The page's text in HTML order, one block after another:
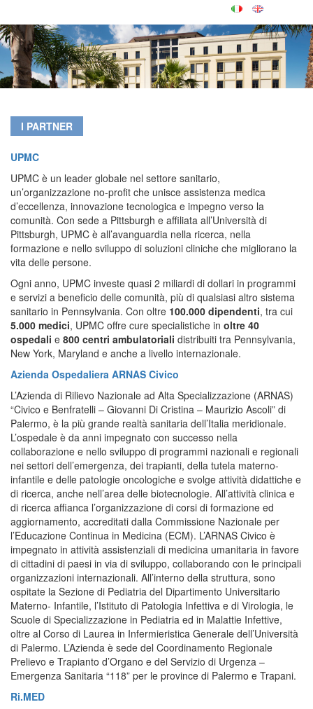
I PARTNER
UPMC
UPMC è un leader globale nel settore sanitario,
un’organizzazione no-profit che unisce assistenza medica
d’eccellenza, innovazione tecnologica e impegno verso la
comunità. Con sede a Pittsburgh e affiliata all’Università di
Pittsburgh, UPMC è all’avanguardia nella ricerca, nella
formazione e nello sviluppo di soluzioni cliniche che migliorano la
vita delle persone.
Ogni anno, UPMC investe quasi 2 miliardi di dollari in programmi
e servizi a beneficio delle comunità, più di qualsiasi altro sistema
sanitario in Pennsylvania. Con oltre 100.000 dipendenti, tra cui
5.000 medici, UPMC offre cure specialistiche in oltre 40
ospedali e 800 centri ambulatoriali distribuiti tra Pennsylvania,
New York, Maryland e anche a livello internazionale.
Azienda Ospedaliera ARNAS Civico
L’Azienda di Rilievo Nazionale ad Alta Specializzazione (ARNAS)
“Civico e Benfratelli – Giovanni Di Cristina – Maurizio Ascoli” di
Palermo, è la più grande realtà sanitaria dell’Italia meridionale.
L’ospedale è da anni impegnato con successo nella
collaborazione e nello sviluppo di programmi nazionali e regionali
nei settori dell’emergenza, dei trapianti, della tutela materno-
infantile e delle patologie oncologiche e svolge attività didattiche e
di ricerca, anche nell’area delle biotecnologie. All’attività clinica e
di ricerca affianca l’organizzazione di corsi di formazione ed
aggiornamento, accreditati dalla Commissione Nazionale per
l’Educazione Continua in Medicina (ECM). L’ARNAS Civico è
impegnato in attività assistenziali di medicina umanitaria in favore
di cittadini di paesi in via di sviluppo, collaborando con le principali
organizzazioni internazionali. All’interno della struttura, sono
ospitate la Sezione di Pediatria del Dipartimento Universitario
Materno- Infantile, l’Istituto di Patologia Infettiva e di Virologia, le
Scuole di Specializzazione in Pediatria ed in Malattie Infettive,
oltre al Corso di Laurea in Infermieristica Generale dell’Università
di Palermo. L’Azienda è sede del Coordinamento Regionale
Prelievo e Trapianto d’Organo e del Servizio di Urgenza –
Emergenza Sanitaria “118” per le province di Palermo e Trapani.
Ri.MED